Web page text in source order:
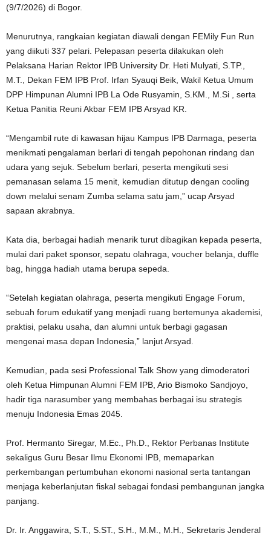
(9/7/2026) di Bogor.
Menurutnya, rangkaian kegiatan diawali dengan FEMily Fun Run
yang diikuti 337 pelari. Pelepasan peserta dilakukan oleh
Pelaksana Harian Rektor IPB University Dr. Heti Mulyati, S.TP.,
M.T., Dekan FEM IPB Prof. Irfan Syauqi Beik, Wakil Ketua Umum
DPP Himpunan Alumni IPB La Ode Rusyamin, S.KM., M.Si , serta
Ketua Panitia Reuni Akbar FEM IPB Arsyad KR.
“Mengambil rute di kawasan hijau Kampus IPB Darmaga, peserta
menikmati pengalaman berlari di tengah pepohonan rindang dan
udara yang sejuk. Sebelum berlari, peserta mengikuti sesi
pemanasan selama 15 menit, kemudian ditutup dengan cooling
down melalui senam Zumba selama satu jam,” ucap Arsyad
sapaan akrabnya.
Kata dia, berbagai hadiah menarik turut dibagikan kepada peserta,
mulai dari paket sponsor, sepatu olahraga, voucher belanja, duffle
bag, hingga hadiah utama berupa sepeda.
“Setelah kegiatan olahraga, peserta mengikuti Engage Forum,
sebuah forum edukatif yang menjadi ruang bertemunya akademisi,
praktisi, pelaku usaha, dan alumni untuk berbagi gagasan
mengenai masa depan Indonesia,” lanjut Arsyad.
Kemudian, pada sesi Professional Talk Show yang dimoderatori
oleh Ketua Himpunan Alumni FEM IPB, Ario Bismoko Sandjoyo,
hadir tiga narasumber yang membahas berbagai isu strategis
menuju Indonesia Emas 2045.
Prof. Hermanto Siregar, M.Ec., Ph.D., Rektor Perbanas Institute
sekaligus Guru Besar Ilmu Ekonomi IPB, memaparkan
perkembangan pertumbuhan ekonomi nasional serta tantangan
menjaga keberlanjutan fiskal sebagai fondasi pembangunan jangka
panjang.
Dr. Ir. Anggawira, S.T., S.ST., S.H., M.M., M.H., Sekretaris Jenderal